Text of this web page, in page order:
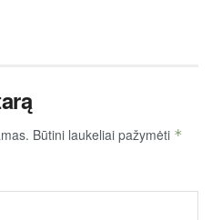
Būtini laukeliai pažymėti *